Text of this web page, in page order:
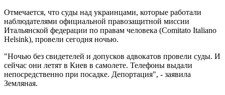
Отмечается, что суды над украинцами, которые работали
наблюдателями официальной правозащитной миссии
Итальянской федерации по правам человека (Comitato Italiano
Helsink), провели сегодня ночью.
"Ночью без свидетелей и допусков адвокатов провели суды. И
сейчас они летят в Киев в самолете. Телефоны выдали
непосредственно при посадке. Депортация", - заявила
Земляная.